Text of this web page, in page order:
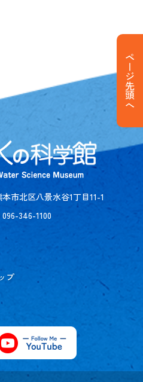
ページ先頭へ
市北区八景水谷1丁目11-1
096-346-1100
プ